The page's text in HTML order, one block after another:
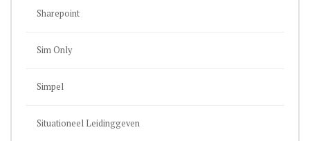
Sharepoint
Sim Only
Simpel
Situationeel Leidinggeven